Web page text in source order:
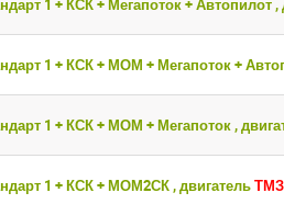
1 + КСК + Мегапоток + Автопилот ,
1 + КСК + МОМ + Мегапоток +
1 + КСК + МОМ + Мегапоток ,
1 + КСК + МОМ2СК , двигательТМЗ